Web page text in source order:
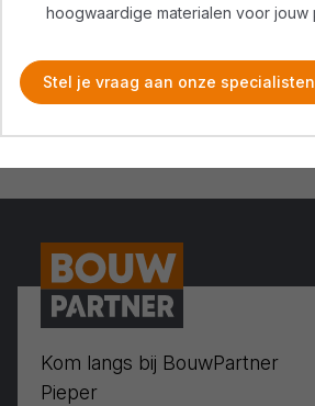
hoogwaardige materialen voor jouw
Stel je vraag aan onze specialisten
Kom langs bij BouwPartner
Pieper